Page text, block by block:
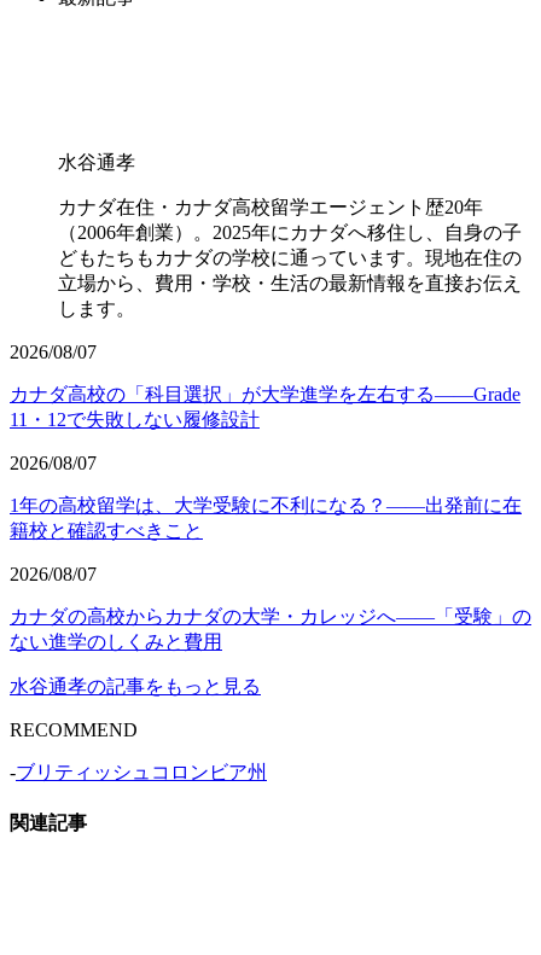
水谷通孝
カナダ在住・カナダ高校留学エージェント歴20年
（2006年創業）。2025年にカナダへ移住し、自身の子
どもたちもカナダの学校に通っています。現地在住の
立場から、費用・学校・生活の最新情報を直接お伝え
します。
2026/08/07
カナダ高校の「科目選択」が大学進学を左右する——Grade
11・12で失敗しない履修設計
2026/08/07
1年の高校留学は、大学受験に不利になる？——出発前に在
籍校と確認すべきこと
2026/08/07
カナダの高校からカナダの大学・カレッジへ——「受験」の
ない進学のしくみと費用
水谷通孝の記事をもっと見る
RECOMMEND
-ブリティッシュコロンビア州
関連記事